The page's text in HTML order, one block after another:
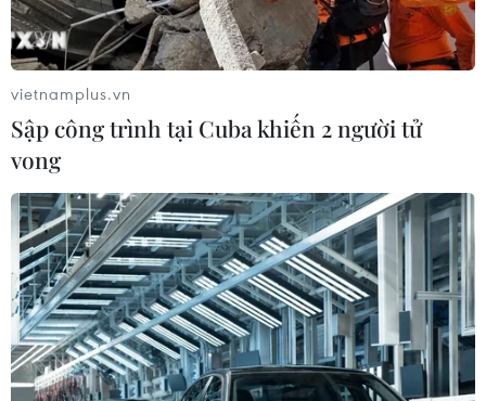
TIN CÙNG CHUYÊN MỤC
Thanh Hóa công khai danh sách gần
880 đơn vị chậm đóng bảo hiểm
07/08/2026 01:49
Mỹ áp thuế 15% đối với nguyên liệu
quan trọng để sản xuất chip
07/08/2026 00:56
vietnamplus.vn
Sập công trình tại Cuba khiến 2 người tử
vong